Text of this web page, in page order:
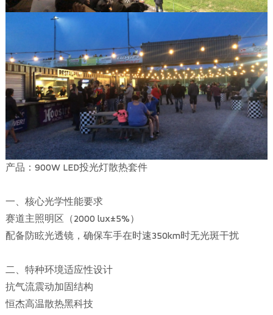
产品：900W LED投光灯散热套件
一、核心光学性能要求
赛道主照明区（2000 lux±5%）
配备防眩光透镜，确保车手在时速350km时无光斑干扰
二、特种环境适应性设计
抗气流震动加固结构
恒杰高温散热黑科技